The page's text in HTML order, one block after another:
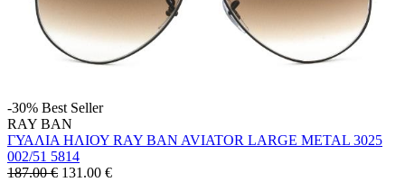
-30% Best Seller
RAY BAN
ΓΥΑΛΙΑ ΗΛΙΟΥ RAY BAN AVIATOR LARGE METAL 3025
002/51 5814
187.00 € 131.00 €